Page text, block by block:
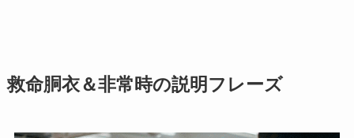
救命胴衣＆非常時の説明フレーズ